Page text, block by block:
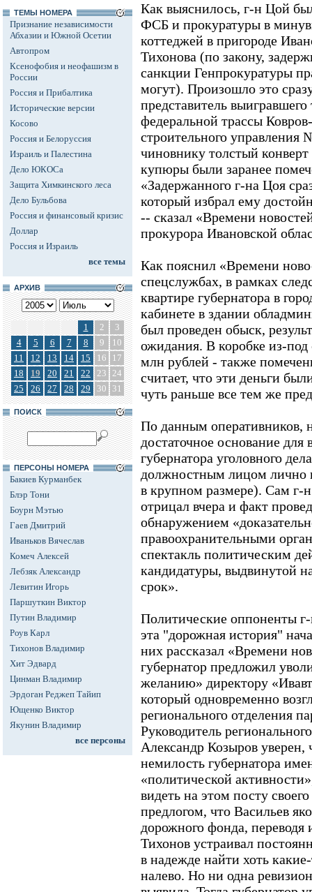
ТЕМЫ НОМЕРА
Признание независимости
Абхазии и Южной Осетии
Автопром
Ксенофобия и неофашизм в
России
Россия и Прибалтика
Исторические версии
Косово
Россия и Белоруссия
Израиль и Палестина
Дело ЮКОСа
Защита Химкинского леса
Дело Бульбова
Россия и финансовый кризис
Доллар
Россия и Израиль
все темы
АРХИВ
1 2
3
4
5 6 7 8 9
10
11
12 13 14 15 16
17
18
19 20 21 22 23 24
25
26 27 28 29 30 31
ПОИСК
ПЕРСОНЫ НОМЕРА
Бакиев Курманбек
Блэр Тони
Боурн Мэтью
Гаев Дмитрий
Иваньков Вячеслав
Комеч Алексей
Лебзяк Александр
Левитин Игорь
Паршуткин Виктор
Путин Владимир
Роув Карл
Тихонов Владимир
Хит Эдвард
Цинман Владимир
Эрдоган Реджеп Тайип
Ющенко Виктор
Якунин Владимир
все персоны
Как выяснилось, г-н Цой
ФСБ и прокуратуры в
коттеджей в пригороде
Тихонова (по закону,
санкции Генпрокуратуры
могут). Произошло это
представитель
федеральной трассы
строительного
чиновнику толстый
купюры были заранее
«Задержанного г-на Цоя
который избрал ему
-- сказал «Времени
прокурора Ивановской
Как пояснил «Времени
спецслужбах, в рамках
квартире губернатора в
кабинете в здании
был проведен обыск,
ожидания. В коробке из-
млн рублей - также
считает, что эти деньги
чуть раньше все тем же
По данным оперативников,
достаточное основание
губернатора уголовного
должностным лицом лично
в крупном размере). Сам г-
отрицал вчера и факт
обнаружением
правоохранительными
спектакль политическим
кандидатуры, выдвинутой
срок».
Политические оппоненты
эта "дорожная история"
них рассказал «Времени
губернатор предложил
желанию» директору
который одновременно
регионального отделения
Руководитель
Александр Козыров уверен,
немилость губернатора
«политической
видеть на этом посту
предлогом, что Васильев
дорожного фонда, переводя
Тихонов устраивал
в надежде найти хоть
налево. Но ни одна